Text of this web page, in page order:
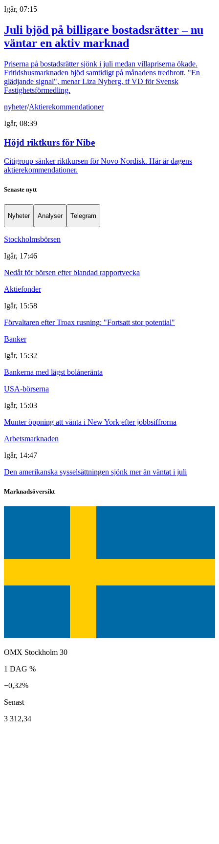
Igår, 07:15
Juli bjöd på billigare bostadsrätter – nu
väntar en aktiv marknad
Priserna på bostadsrätter sjönk i juli medan villapriserna ökade.
Fritidshusmarknaden bjöd samtidigt på månadens tredbrott. "En
glädjande signal", menar Liza Nyberg, tf VD för Svensk
Fastighetsförmedling.
nyheter/Aktierekommendationer
Igår, 08:39
Höjd riktkurs för Nibe
Citigroup sänker riktkursen för Novo Nordisk. Här är dagens
aktierekommendationer.
Senaste nytt
Nyheter Analyser Telegram
Stockholmsbörsen
Igår, 17:46
Nedåt för börsen efter blandad rapportvecka
Aktiefonder
Igår, 15:58
Förvaltaren efter Troax rusning: "Fortsatt stor potential"
Banker
Igår, 15:32
Bankerna med lägst bolåneränta
USA-börserna
Igår, 15:03
Munter öppning att vänta i New York efter jobbsiffrorna
Arbetsmarknaden
Igår, 14:47
Den amerikanska sysselsättningen sjönk mer än väntat i juli
Marknadsöversikt
OMX Stockholm 30
1 DAG %
−0,32%
Senast
3 312,34